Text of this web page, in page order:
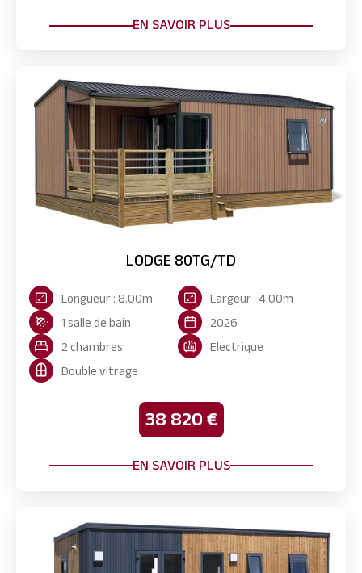
EN SAVOIR PLUS
LODGE 80TG/TD
Longueur : 8.00m
Largeur : 4.00m
1 salle de bain
2026
2 chambres
Electrique
Double vitrage
38 820 €
EN SAVOIR PLUS